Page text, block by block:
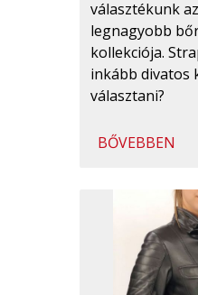
választékunk
legnagyobb
kollekciója.
inkább divatos
választani?
BŐVEBBEN